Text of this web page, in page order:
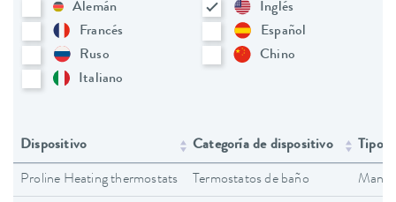
Alemán
Inglés
Francés
Español
Ruso
Chino
Italiano
Dispositivo Categoría de dispositivo Tipo
Proline Heating thermostats Termostatos de baño